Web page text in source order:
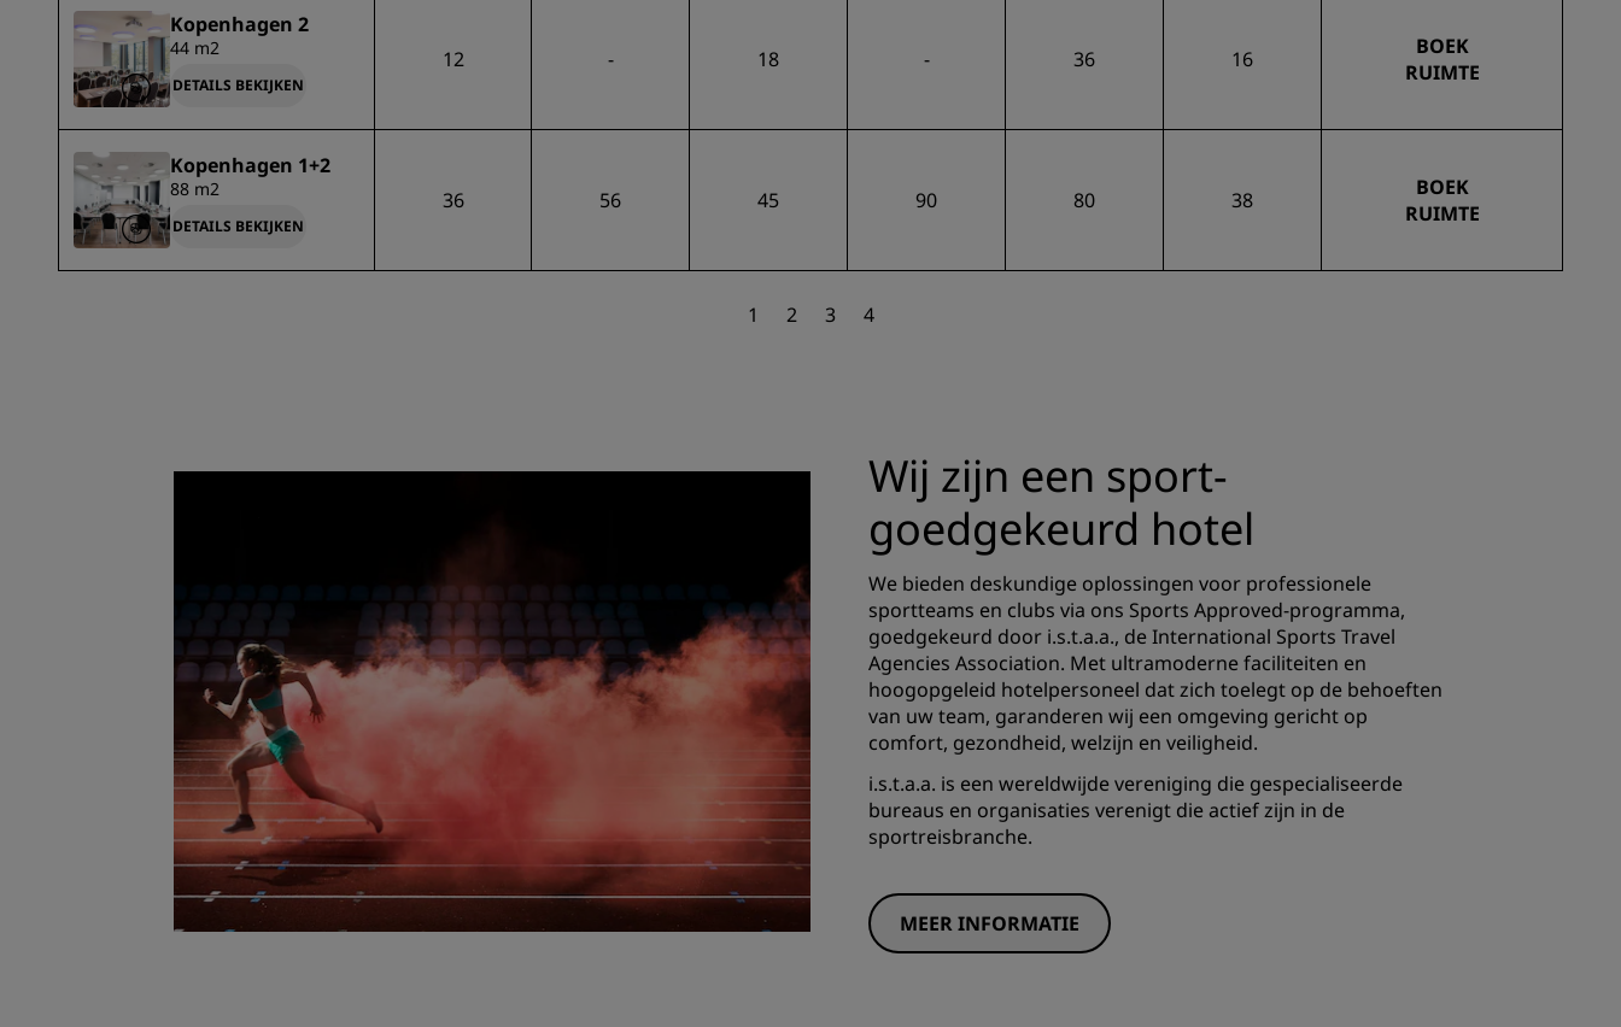
Kopenhagen 2
44 m2
DETAILS BEKIJKEN
12 - 18 - 36 16
BOEK
RUIMTE
Kopenhagen 1+2
88 m2
DETAILS BEKIJKEN
36 56 45 90 80 38
BOEK
RUIMTE
1 2 3 4
Wij zijn een sport-
goedgekeurd hotel
We bieden deskundige oplossingen voor professionele
sportteams en clubs via ons Sports Approved-programma,
goedgekeurd door i.s.t.a.a., de International Sports Travel
Agencies Association. Met ultramoderne faciliteiten en
hoogopgeleid hotelpersoneel dat zich toelegt op de behoeften
van uw team, garanderen wij een omgeving gericht op
comfort, gezondheid, welzijn en veiligheid.
i.s.t.a.a. is een wereldwijde vereniging die gespecialiseerde
bureaus en organisaties verenigt die actief zijn in de
sportreisbranche.
MEER INFORMATIE